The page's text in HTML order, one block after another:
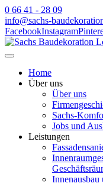
0 66 41 - 28 09
info@sachs-
FacebookInstagram
Home
Über uns
Über uns
Sachs-
Jobs und
Leistungen